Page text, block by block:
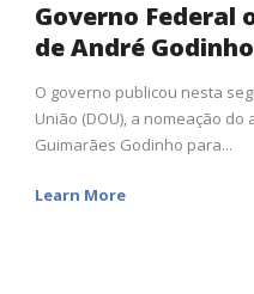
Governo Federal
de André
O governo publicou nesta
União (DOU), a nomeação
Guimarães Godinho para...
Learn More